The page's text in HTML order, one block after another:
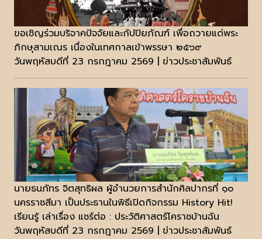
ขอเชิญร่วมบริจาคปัจจัยและกัปปิยภัณฑ์ เพื่อถวายแด่พระ
ภิกษุสามเณร เนื่องในเทศกาลเข้าพรรษา ๒๕๖๙
วันพฤหัสบดีที่ 23 กรกฎาคม 2569 | ข่าวประชาสัมพันธ์
นายธนภัทร จิตสุทธิผล ผู้อำนวยการสำนักศิลปากรที่ ๑๐
นครราชสีมา เป็นประธานในพิธีเปิดกิจกรรม History Hit!
เรียนรู้ เล่าเรื่อง แชร์ต่อ : ประวัติศาสตร์โคราชบ้านฉัน
วันพฤหัสบดีที่ 23 กรกฎาคม 2569 | ข่าวประชาสัมพันธ์